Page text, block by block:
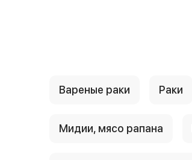
Вареные раки Раки
Мидии, мясо рапана